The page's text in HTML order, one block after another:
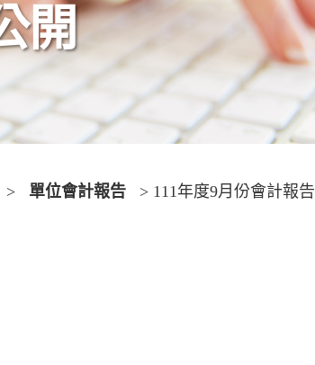
開
> 單位會計報告 > 111年度9月份會計報告